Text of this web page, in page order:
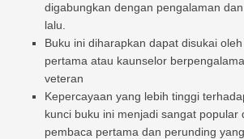
digabungkan dengan pengalaman
lalu.
Buku ini diharapkan dapat disukai
pertama atau kaunselor
veteran
Kepercayaan yang lebih tinggi
kunci buku ini menjadi sangat popular
pembaca pertama dan perunding